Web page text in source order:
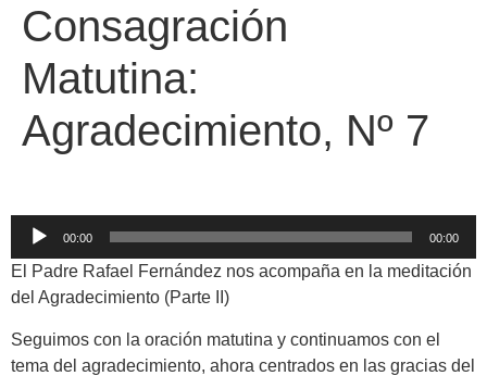
Consagración
Matutina:
Agradecimiento, Nº 7
Reproductor
audio
00:00 00:00
El Padre Rafael Fernández nos acompaña en la meditación
del Agradecimiento (Parte II)
Seguimos con la oración matutina y continuamos con el
tema del agradecimiento, ahora centrados en las gracias del